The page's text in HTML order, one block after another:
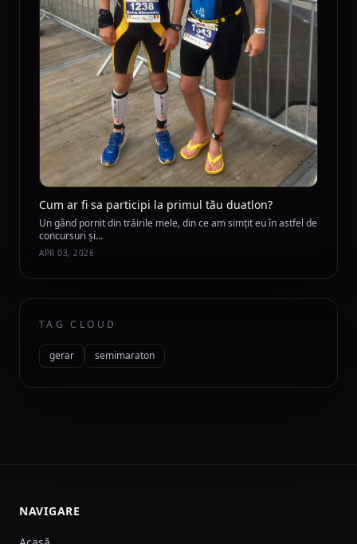
Cum ar fi sa participi la primul tău duatlon?
Un gând pornit din trăirile mele, din ce am simțit eu în astfel de
concursuri și...
APR 03, 2026
TAG CLOUD
gerar semimaraton
NAVIGARE